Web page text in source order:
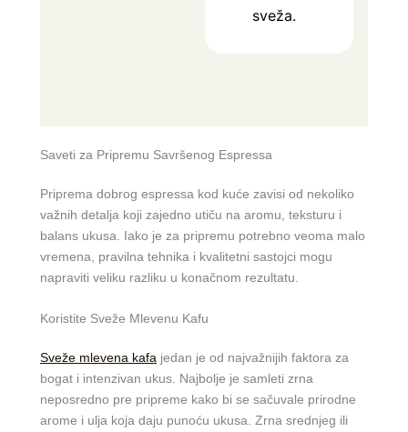
sveža.
Saveti za Pripremu Savršenog Espressa
Priprema dobrog espressa kod kuće zavisi od nekoliko
važnih detalja koji zajedno utiču na aromu, teksturu i
balans ukusa. Iako je za pripremu potrebno veoma malo
vremena, pravilna tehnika i kvalitetni sastojci mogu
napraviti veliku razliku u konačnom rezultatu.
Koristite Sveže Mlevenu Kafu
Sveže mlevena kafa jedan je od najvažnijih faktora za
bogat i intenzivan ukus. Najbolje je samleti zrna
neposredno pre pripreme kako bi se sačuvale prirodne
arome i ulja koja daju punoću ukusa. Zrna srednjeg ili